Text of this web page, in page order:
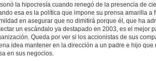
la hipocresía cuando renegó de la presencia de
esa es la política que impone su prensa amarilla a
en asegurar que no dimitirá porque él, que ha
un escándalo ya destapado en 2003, es el mejor
Queda por ver si los accionistas de sus
idea mantener en la dirección a un padre e hijo que
en sus negocios.